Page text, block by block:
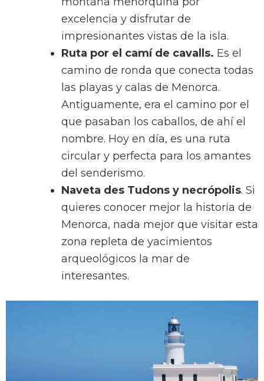
excelencia y disfrutar de
impresionantes vistas de la isla.
Ruta por el camí de cavalls. Es el
camino de ronda que conecta todas
las playas y calas de Menorca.
Antiguamente, era el camino por el
que pasaban los caballos, de ahí el
nombre. Hoy en día, es una ruta
circular y perfecta para los amantes
del senderismo.
Naveta des Tudons y necrópolis. Si
quieres conocer mejor la historia de
Menorca, nada mejor que visitar esta
zona repleta de yacimientos
arqueológicos la mar de
interesantes.